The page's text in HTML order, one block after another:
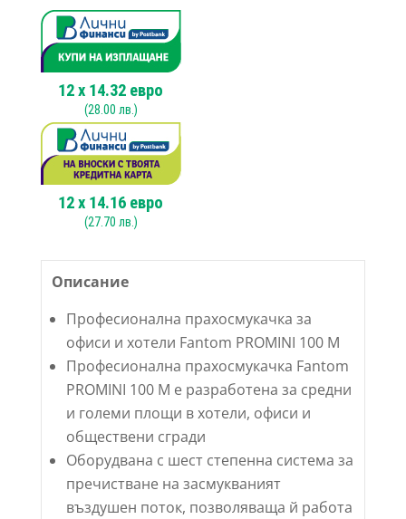
Fantom
PROMINI
100
М
12x 14.32 евро
(28.00 лв.)
12x 14.16 евро
(27.70 лв.)
Описание
Професионална прахосмукачка за
офиси и хотели Fantom PROMINI 100 М
Професионална прахосмукачка Fantom
PROMINI 100 М е разработена за средни
и големи площи в хотели, офиси и
обществени сгради
Оборудвана с шест степенна система за
пречистване на засмукваният
въздушен поток, позволяваща й работа